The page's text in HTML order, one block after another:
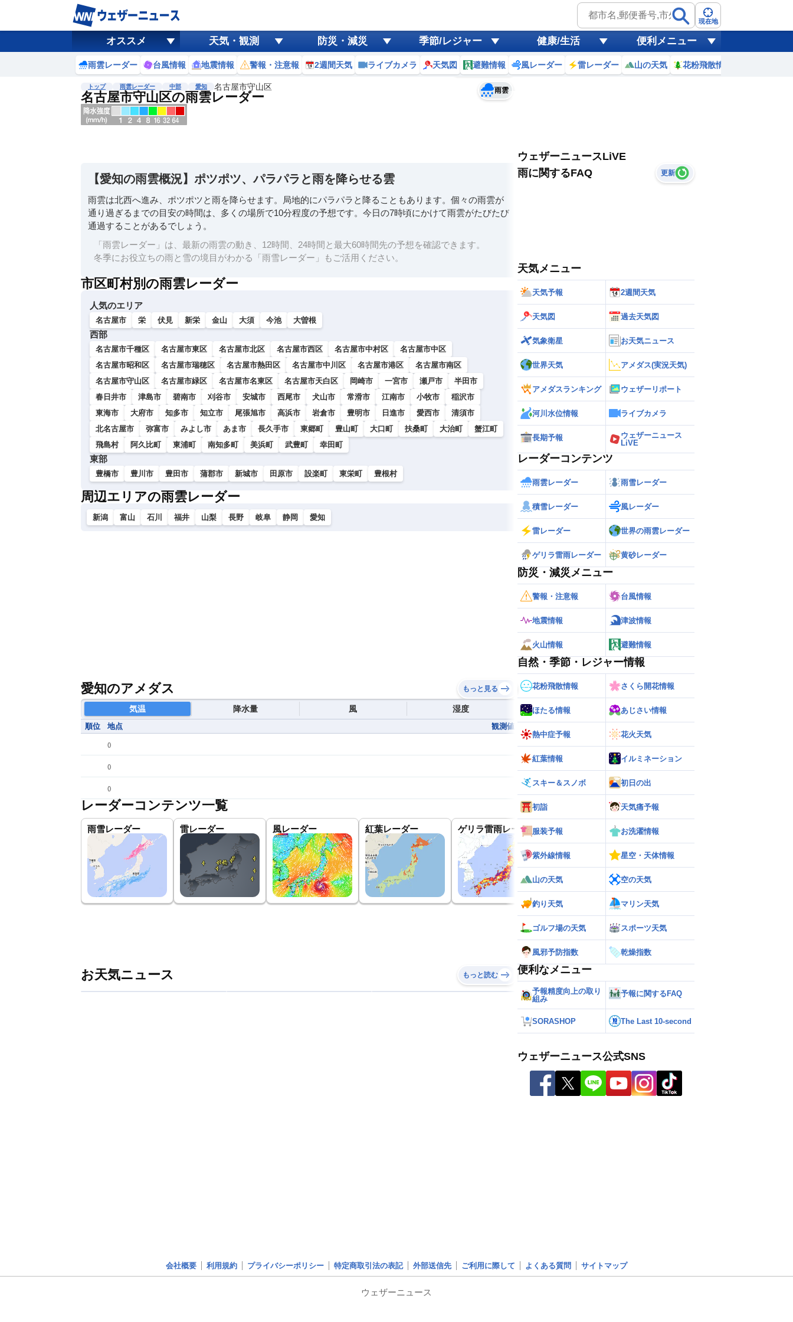
現在地
オススメ 天気・観測 防災・減災 季節/レジャー 健康/生活 便利メニュー
雨雲レーダー 台風情報 地震情報 警報・注意報 2週間天気 ライブカメラ 天気図 避難情報 風レーダー 雷レーダー 山の天気 花粉飛散情報
トップ 雨雲レーダー 中部 愛知 名古屋市守山区
名古屋市守山区の雨雲レーダー 雨雲
予報士コメント
黄砂
天気 台風
【愛知の雨雲概況】ポツポツ、パラパラと雨を降らせる雲
雨雲は北西へ進み、ポツポツと雨を降らせます。局地的にパラパラと降ることもあります。個々の雨雲が
通り過ぎるまでの目安の時間は、多くの場所で10分程度の予想です。今日の7時頃にかけて雨雲がたびたび
通過することがあるでしょう。
「雨雲レーダー」は、最新の雨雲の動き、12時間、24時間と最大60時間先の予想を確認できます。
冬季にお役立ちの雨と雪の境目がわかる「雨雪レーダー」もご活用ください。
市区町村別の雨雲レーダー
人気のエリア
名古屋市 栄 伏見 新栄 金山 大須 今池 大曽根
西部
名古屋市千種区 名古屋市東区 名古屋市北区 名古屋市西区 名古屋市中村区
名古屋市中区
名古屋市昭和区
名古屋市瑞穂区 名古屋市熱田区 名古屋市中川区 名古屋市港区
名古屋市南区
名古屋市守山区
名古屋市緑区 名古屋市名東区 名古屋市天白区 岡崎市 一宮市 瀬戸市
半田市
春日井市
津島市 碧南市 刈谷市 安城市 西尾市 犬山市 常滑市 江南市 小牧市
稲沢市
東海市
大府市 知多市 知立市 尾張旭市 高浜市 岩倉市 豊明市 日進市 愛西市
清須市
北名古屋市
弥富市 みよし市 あま市 長久手市 東郷町 豊山町 大口町 扶桑町 大治町
蟹江町
飛島村
阿久比町 東浦町 南知多町 美浜町 武豊町 幸田町
東部
豊橋市 豊川市 豊田市 蒲郡市 新城市 田原市 設楽町 東栄町 豊根村
周辺エリアの雨雲レーダー
新潟 富山 石川 福井 山梨 長野 岐阜 静岡 愛知
愛知のアメダス もっと見る
気温 降水量 風 湿度
順位 地点 観測値
()
()
()
レーダーコンテンツ一覧
雨雪レーダー 雷レーダー 風レーダー 紅葉レーダー ゲリラ雷雨レーダー 世界の雨雲レーダー
お天気ニュース もっと読む
ウェザーニュースLiVE
雨に関するFAQ
更新
天気メニュー
天気予報 2週間天気
天気図 過去天気図
気象衛星 お天気ニュース
世界天気 アメダス(実況天気)
アメダスランキング ウェザーリポート
河川水位情報 ライブカメラ
長期予報
ウェザーニュース
LiVE
レーダーコンテンツ
雨雲レーダー 雨雪レーダー
積雪レーダー 風レーダー
雷レーダー 世界の雨雲レーダー
ゲリラ雷雨レーダー 黄砂レーダー
防災・減災メニュー
警報・注意報 台風情報
地震情報 津波情報
火山情報 避難情報
自然・季節・レジャー情報
花粉飛散情報 さくら開花情報
ほたる情報 あじさい情報
熱中症予報 花火天気
紅葉情報 イルミネーション
スキー＆スノボ 初日の出
初詣 天気痛予報
服装予報 お洗濯情報
紫外線情報 星空・天体情報
山の天気 空の天気
釣り天気 マリン天気
ゴルフ場の天気 スポーツ天気
風邪予防指数 乾燥指数
便利なメニュー
予報精度向上の取り
組み
予報に関するFAQ
SORASHOP The Last 10-second
ウェザーニュース公式SNS
会社概要 利用規約 プライバシーポリシー 特定商取引法の表記 外部送信先 ご利用に際して よくある質問 サイトマップ
ウェザーニュース